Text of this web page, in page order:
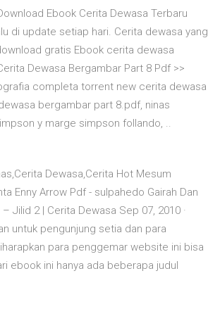
Ebook Cerita Dewasa Terbaru
di update setiap hari. Cerita dewasa yang
gratis Ebook cerita dewasa
Dewasa Bergambar Part 8 Pdf >>
completa torrent new cerita dewasa
bergambar part 8.pdf, ninas
y marge simpson follando, ..
Dewasa,Cerita Hot Mesum
Enny Arrow Pdf - sulpahedo Gairah Dan
Jilid 2 | Cerita Dewasa Sep 07, 2010 ·
untuk pengunjung setia dan para
para penggemar website ini bisa
ebook ini hanya ada beberapa judul